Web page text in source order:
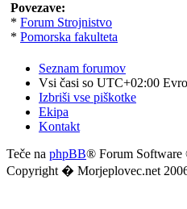
Povezave:
* Forum Strojnistvo
* Pomorska fakulteta
Seznam forumov
Vsi časi so UTC+02:00
Izbriši vse piškotke
Ekipa
Kontakt
Teče na phpBB® Forum
Copyright � Morjeplovec.net